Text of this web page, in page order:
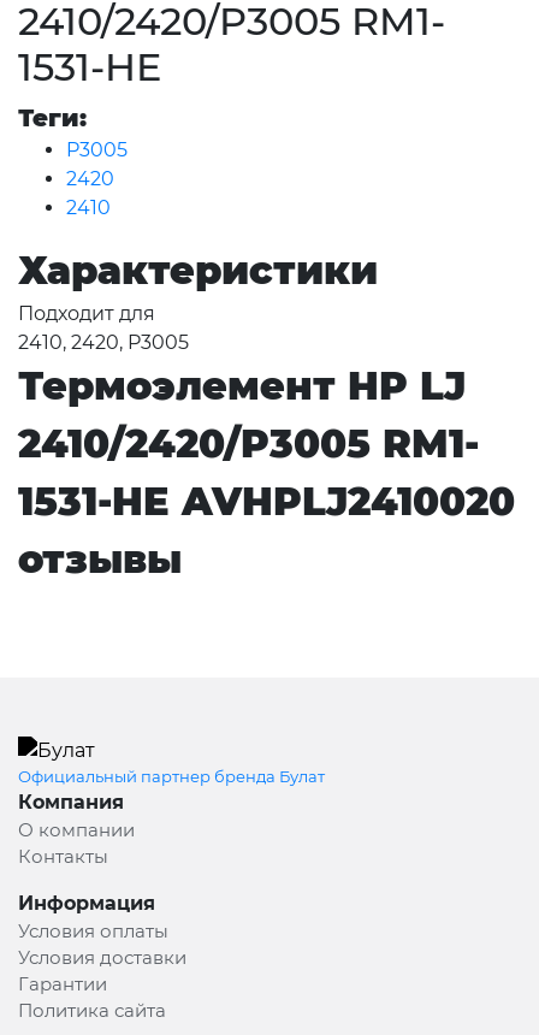
2410/2420/P3005 RM1-
1531-HE
Теги:
P3005
2420
2410
Характеристики
Подходит для
2410, 2420, P3005
Термоэлемент HP LJ
2410/2420/P3005 RM1-
1531-HE AVHPLJ2410020
отзывы
Официальный партнер бренда Булат
Компания
О компании
Контакты
Информация
Условия оплаты
Условия доставки
Гарантии
Политика сайта